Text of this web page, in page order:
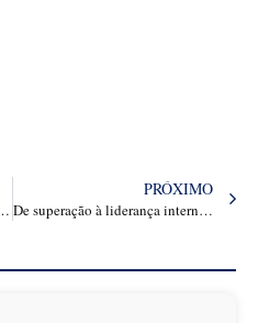
anunciará novo Papa
PRÓXIMO
De superação à liderança internacional: a trajetória inspiradora de Sueli Benvenuto